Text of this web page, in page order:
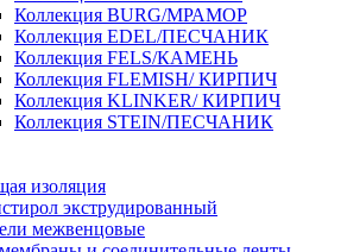
Коллекция BURG/МРАМОР
Коллекция EDEL/ПЕСЧАНИК
Коллекция FELS/КАМЕНЬ
Коллекция FLEMISH/ КИРПИЧ
Коллекция KLINKER/ КИРПИЧ
Коллекция STEIN/ПЕСЧАНИК
изоляция
экструдированный
межвенцовые